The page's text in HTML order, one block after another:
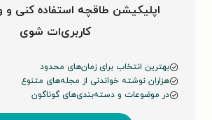
اپلیکیشن طاقچه استفاده کنی و
کاربری‌ات شوی
بهترین انتخاب برای زمان‌های محدود
هزاران نوشته خواندنی از مجله‌های متنوع
در موضوعات و دسته‌بندی‌های گوناگون